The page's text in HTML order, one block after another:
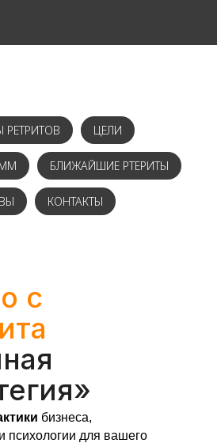
ЦЕЛИ
БЛИЖАЙШИЕ РТЕРИТЫ
КОНТАКТЫ
бизнеса,
психологии для вашего
с